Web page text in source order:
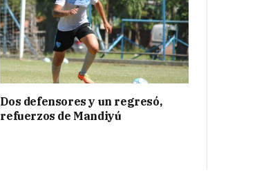
Dos defensores y un regresó,
refuerzos de Mandiyú